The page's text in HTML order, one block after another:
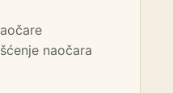
naočara